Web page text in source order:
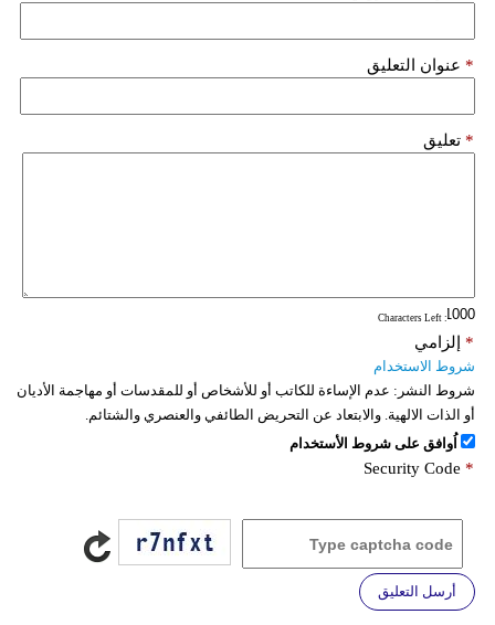
عنوان التعليق *
تعليق *
: Characters Left
إلزامي *
شروط الاستخدام
شروط النشر: عدم الإساءة للكاتب أو للأشخاص أو للمقدسات أو مهاجمة الأديان
أو الذات الالهية. والابتعاد عن التحريض الطائفي والعنصري والشتائم.
اُوافق على شروط الأستخدام
Security Code *
أرسل التعليق